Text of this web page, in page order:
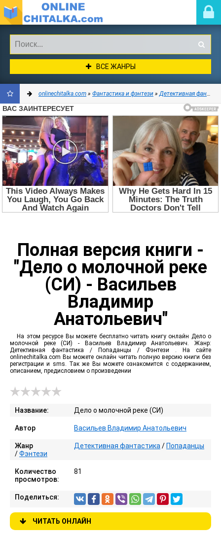
ВСЕ ЖАНРЫ
ДОБАВИТЬ
В
ЗАКЛАДКИ
onlinechitalka.com » Фантастика и фэнтези »Детективная фантастика
Полная версия книги -
"Дело о молочной реке
(СИ) - Васильев
Владимир
Анатольевич"
На этом ресурсе Вы можете бесплатно читать книгу онлайн Дело о
молочной реке (СИ) - Васильев Владимир Анатольевич. Жанр:
Детективная фантастика / Попаданцы / Фэнтези . На сайте
onlinechitalka.com Вы можете онлайн читать полную версию книги без
регистрации и sms. Так же Вы можете ознакомится с содержанием,
описанием, предисловием о произведении
Название: Дело о молочной реке (СИ)
Автор Васильев Владимир Анатольевич
Жанр Детективная фантастика / Попаданцы
/Фэнтези
Количество
просмотров:
81
Поделиться:
ЧИТАТЬ ОНЛАЙН